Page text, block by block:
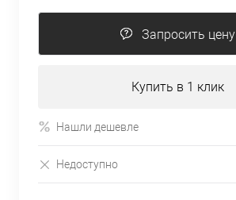
Запросить цену
Купить в 1 клик
Нашли дешевле
Недоступно